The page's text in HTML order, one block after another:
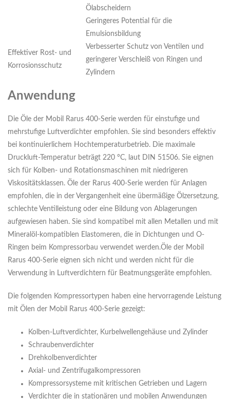
Ölabscheidern
Geringeres Potential für die
Emulsionsbildung
Effektiver Rost- und
Korrosionsschutz
Verbesserter Schutz von Ventilen und
geringerer Verschleiß von Ringen und
Zylindern
Anwendung
Die Öle der Mobil Rarus 400-Serie werden für einstufige und
mehrstufige Luftverdichter empfohlen. Sie sind besonders effektiv
bei kontinuierlichem Hochtemperaturbetrieb. Die maximale
Druckluft-Temperatur beträgt 220 °C, laut DIN 51506. Sie eignen
sich für Kolben- und Rotationsmaschinen mit niedrigeren
Viskositätsklassen. Öle der Rarus 400-Serie werden für Anlagen
empfohlen, die in der Vergangenheit eine übermäßige Ölzersetzung,
schlechte Ventilleistung oder eine Bildung von Ablagerungen
aufgewiesen haben. Sie sind kompatibel mit allen Metallen und mit
Mineralöl-kompatiblen Elastomeren, die in Dichtungen und O-
Ringen beim Kompressorbau verwendet werden.Öle der Mobil
Rarus 400-Serie eignen sich nicht und werden nicht für die
Verwendung in Luftverdichtern für Beatmungsgeräte empfohlen.
Die folgenden Kompressortypen haben eine hervorragende Leistung
mit Ölen der Mobil Rarus 400-Serie gezeigt:
Kolben-Luftverdichter, Kurbelwellengehäuse und Zylinder
Schraubenverdichter
Drehkolbenverdichter
Axial- und Zentrifugalkompressoren
Kompressorsysteme mit kritischen Getrieben und Lagern
Verdichter die in stationären und mobilen Anwendungen